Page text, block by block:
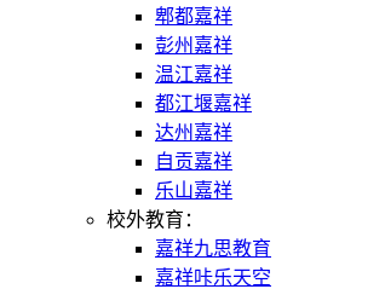
郫都嘉祥
彭州嘉祥
温江嘉祥
都江堰嘉祥
达州嘉祥
自贡嘉祥
乐山嘉祥
校外教育：
嘉祥九思教育
嘉祥咔乐天空